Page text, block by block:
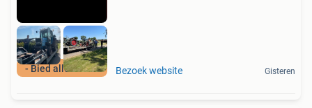
- Bied alles aan - Bezoek website Gisteren